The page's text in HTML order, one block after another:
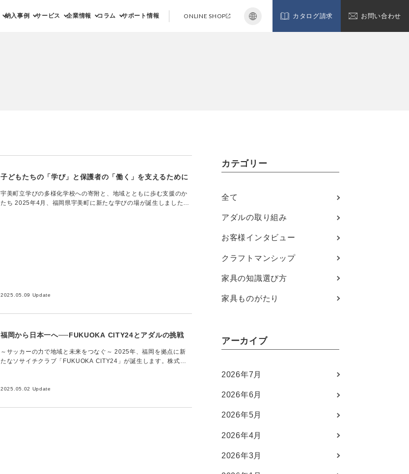
カタログ請求 お問い合わせ
納入事例 サービス 企業情報 コラム サポート情報 ONLINE SHOP
子どもたちの「学び」と保護者の「働く」を支えるために
宇美町立学びの多様化学校への寄附と、地域とともに歩む支援のか
たち 2025年4月、福岡県宇美町に新たな学びの場が誕生しました。
2025.05.09 Update
福岡から日本一へ──FUKUOKA CITY24とアダルの挑戦
～サッカーの力で地域と未来をつなぐ～ 2025年、福岡を拠点に新
たなソサイチクラブ「FUKUOKA CITY24」が誕生します。株式会
2025.05.02 Update
カテゴリー
全て
アダルの取り組み
お客様インタビュー
クラフトマンシップ
家具の知識選び方
家具ものがたり
アーカイブ
2026年7月
2026年6月
2026年5月
2026年4月
2026年3月